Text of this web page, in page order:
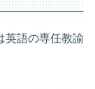
英語の専任教諭